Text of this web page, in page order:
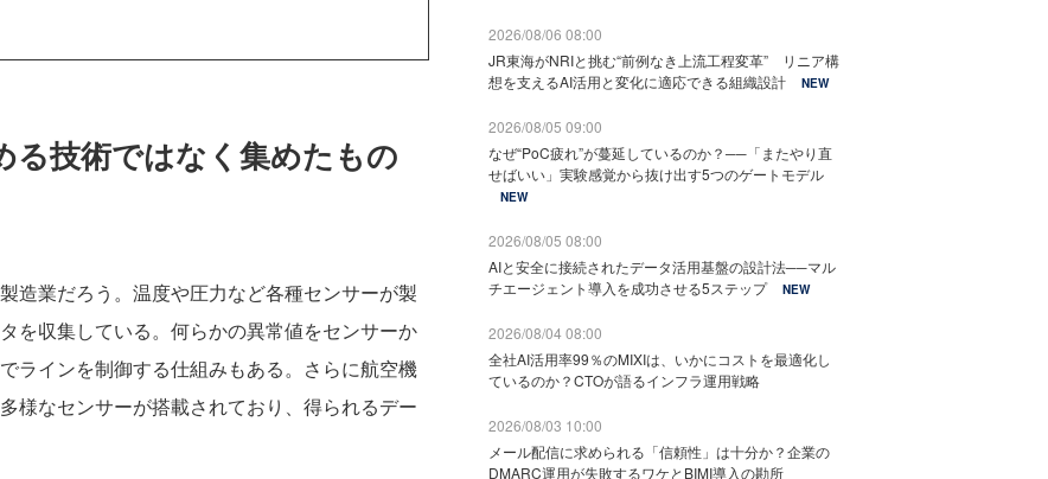
る技術ではなく集めたもの
造業だろう。温度や圧力など各種センサーが製
を収集している。何らかの異常値をセンサーか
ラインを制御する仕組みもある。さらに航空機
様なセンサーが搭載されており、得られるデー
2026/08/06 08:00
JR東海がNRIと挑む“前例なき上流工程変革” リニア構
想を支えるAI活用と変化に適応できる組織設計
NEW
2026/08/05 09:00
なぜ“PoC疲れ”が蔓延しているのか？──「またやり直
せばいい」実験感覚から抜け出す5つのゲートモデル
NEW
2026/08/05 08:00
AIと安全に接続されたデータ活用基盤の設計法──マル
チエージェント導入を成功させる5ステップ
NEW
2026/08/04 08:00
全社AI活用率99％のMIXIは、いかにコストを最適化し
ているのか？CTOが語るインフラ運用戦略
2026/08/03 10:00
メール配信に求められる「信頼性」は十分か？企業の
DMARC運用が失敗するワケとBIMI導入の勘所